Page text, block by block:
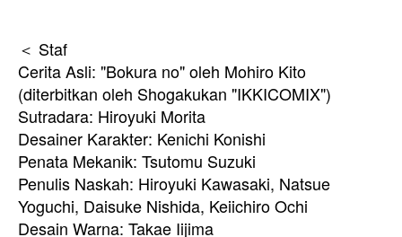
＜ Staf
Cerita Asli: "Bokura no" oleh Mohiro Kito
(diterbitkan oleh Shogakukan "IKKICOMIX")
Sutradara: Hiroyuki Morita
Desainer Karakter: Kenichi Konishi
Penata Mekanik: Tsutomu Suzuki
Penulis Naskah: Hiroyuki Kawasaki, Natsue
Yoguchi, Daisuke Nishida, Keiichiro Ochi
Desain Warna: Takae Iijima